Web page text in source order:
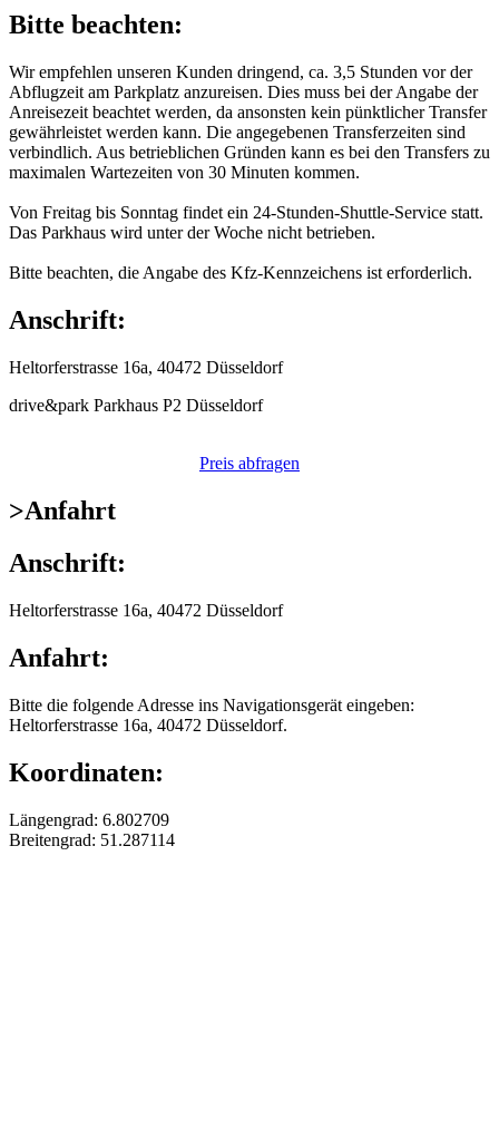
Bitte beachten:
Wir empfehlen unseren Kunden dringend, ca. 3,5 Stunden vor der
Abflugzeit am Parkplatz anzureisen. Dies muss bei der Angabe der
Anreisezeit beachtet werden, da ansonsten kein pünktlicher Transfer
gewährleistet werden kann. Die angegebenen Transferzeiten sind
verbindlich. Aus betrieblichen Gründen kann es bei den Transfers zu
maximalen Wartezeiten von 30 Minuten kommen.
Von Freitag bis Sonntag findet ein 24-Stunden-Shuttle-Service statt.
Das Parkhaus wird unter der Woche nicht betrieben.
Bitte beachten, die Angabe des Kfz-Kennzeichens ist erforderlich.
Anschrift:
Heltorferstrasse 16a, 40472 Düsseldorf
drive&park Parkhaus P2 Düsseldorf
Preis abfragen
>Anfahrt
Anschrift:
Heltorferstrasse 16a, 40472 Düsseldorf
Anfahrt:
Bitte die folgende Adresse ins Navigationsgerät eingeben:
Heltorferstrasse 16a, 40472 Düsseldorf.
Koordinaten:
Längengrad: 6.802709
Breitengrad: 51.287114